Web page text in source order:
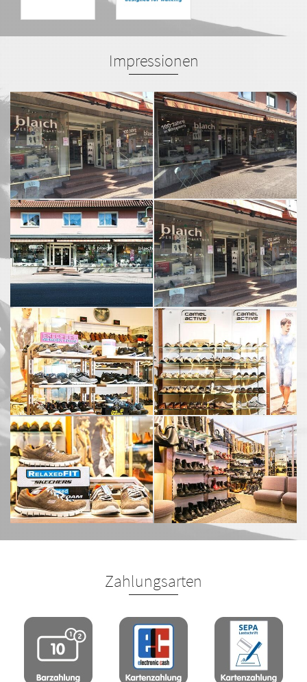
Impressionen
Zahlungsarten